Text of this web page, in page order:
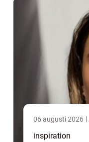
06 augusti 2026
inspiration